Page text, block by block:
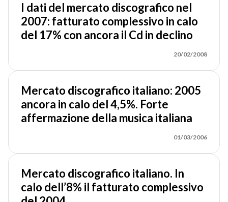
I dati del mercato discografico nel
2007: fatturato complessivo in calo
del 17% con ancora il Cd in declino
20/02/2008
Mercato discografico italiano: 2005
ancora in calo del 4,5%. Forte
affermazione della musica italiana
01/03/2006
Mercato discografico italiano. In
calo dell’8% il fatturato complessivo